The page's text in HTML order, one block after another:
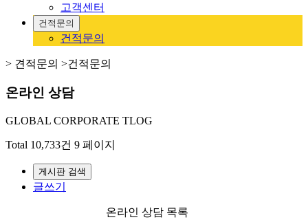
고객센터
건적문의
건적문의
> 견적문의 >건적문의
온라인 상담
GLOBAL CORPORATE TLOG
Total 10,733건 9 페이지
게시판 검색
글쓰기
온라인 상담 목록